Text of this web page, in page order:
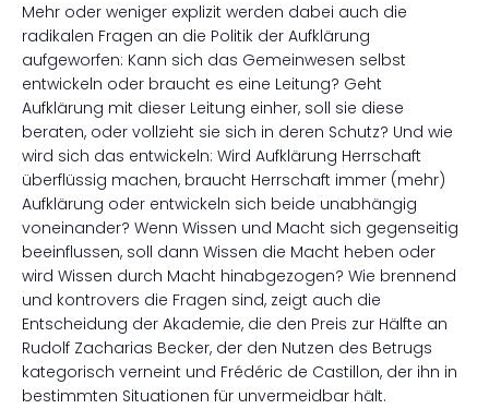
Mehr oder weniger explizit werden dabei auch die
radikalen Fragen an die Politik der Aufklärung
aufgeworfen: Kann sich das Gemeinwesen selbst
entwickeln oder braucht es eine Leitung? Geht
Aufklärung mit dieser Leitung einher, soll sie diese
beraten, oder vollzieht sie sich in deren Schutz? Und wie
wird sich das entwickeln: Wird Aufklärung Herrschaft
überflüssig machen, braucht Herrschaft immer (mehr)
Aufklärung oder entwickeln sich beide unabhängig
voneinander? Wenn Wissen und Macht sich gegenseitig
beeinflussen, soll dann Wissen die Macht heben oder
wird Wissen durch Macht hinabgezogen? Wie brennend
und kontrovers die Fragen sind, zeigt auch die
Entscheidung der Akademie, die den Preis zur Hälfte an
Rudolf Zacharias Becker, der den Nutzen des Betrugs
kategorisch verneint und Frédéric de Castillon, der ihn in
bestimmten Situationen für unvermeidbar hält.